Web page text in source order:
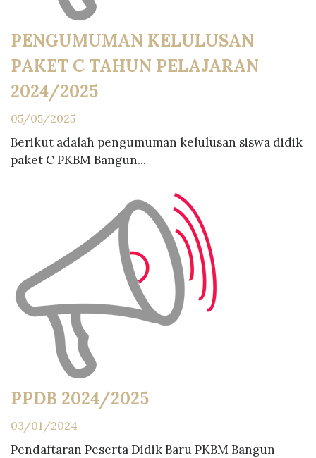
PENGUMUMAN KELULUSAN
PAKET C TAHUN PELAJARAN
2024/2025
05/05/2025
Berikut adalah pengumuman kelulusan siswa didik
paket C PKBM Bangun...
PPDB 2024/2025
03/01/2024
Pendaftaran Peserta Didik Baru PKBM Bangun